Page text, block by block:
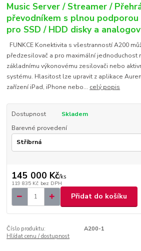
Music Server / Streamer /
převodníkem s plnou
pro SSD / HDD disky a
FUNKCE Konektivita s všestranností A200
předzesilovač a pro maximální jednoduchost
základnímu výkonovému zesilovači nebo
systému. Hlasitost lze upravit z aplikace
zařízení iPad, iPhone nebo... celý popis
Dostupnost
Skladem
Barevné provedení
145 000 Kč/ks
119 835 Kč bez DPH
Přidat do košíku
Číslo produktu:
A200-1
Hlídat cenu / dostupnost